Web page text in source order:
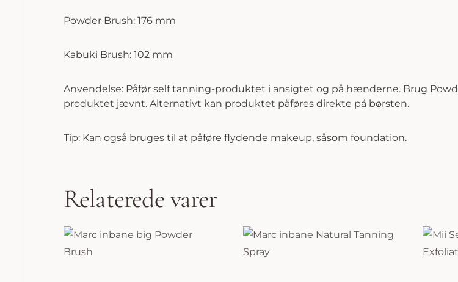
Powder Brush: 176 mm
Kabuki Brush: 102 mm
Anvendelse: Påfør self tanning-produktet i ansigtet og på hænderne. Brug
produktet jævnt. Alternativt kan produktet påføres direkte på børsten.
Tip: Kan også bruges til at påføre flydende makeup, såsom foundation.
Relaterede varer